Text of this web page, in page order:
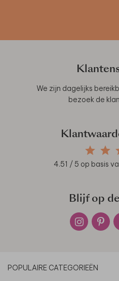
We zijn dagelijks
bezoek de
4.51 / 5 op basis
Blijf op
POPULAIRE CATEGORIEËN